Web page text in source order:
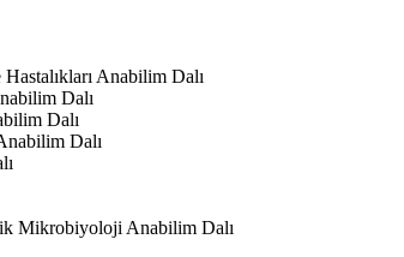
Anabilim Dalı
Dalı
Dalı
Dalı
Mikrobiyoloji Anabilim Dalı